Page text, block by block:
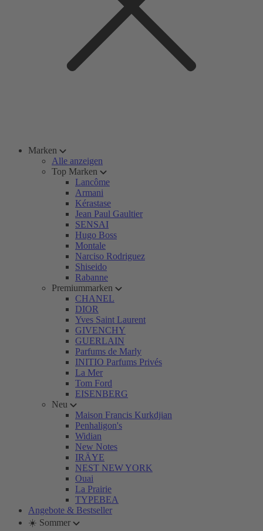
Marken
Alle anzeigen
Top Marken
Lancôme
Armani
Kérastase
Jean Paul Gaultier
SENSAI
Hugo Boss
Montale
Narciso Rodriguez
Shiseido
Rabanne
Premiummarken
CHANEL
DIOR
Yves Saint Laurent
GIVENCHY
GUERLAIN
Parfums de Marly
INITIO Parfums Privés
La Mer
Tom Ford
EISENBERG
Neu
Maison Francis Kurkdjian
Penhaligon's
Widian
New Notes
IRÄYE
NEST NEW YORK
Ouai
La Prairie
TYPEBEA
Angebote & Bestseller
☀️ Sommer